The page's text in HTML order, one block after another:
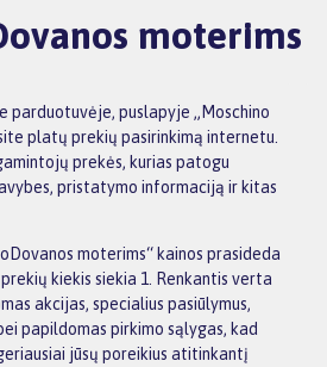
moterims
parduotuvėje, puslapyje „Moschino
platų prekių pasirinkimą internetu.
prekės, kurias patogu
pristatymo informaciją ir kitas
moterims“ kainos prasideda
kiekis siekia 1. Renkantis verta
akcijas, specialius pasiūlymus,
papildomas pirkimo sąlygas, kad
jūsų poreikius atitinkantį